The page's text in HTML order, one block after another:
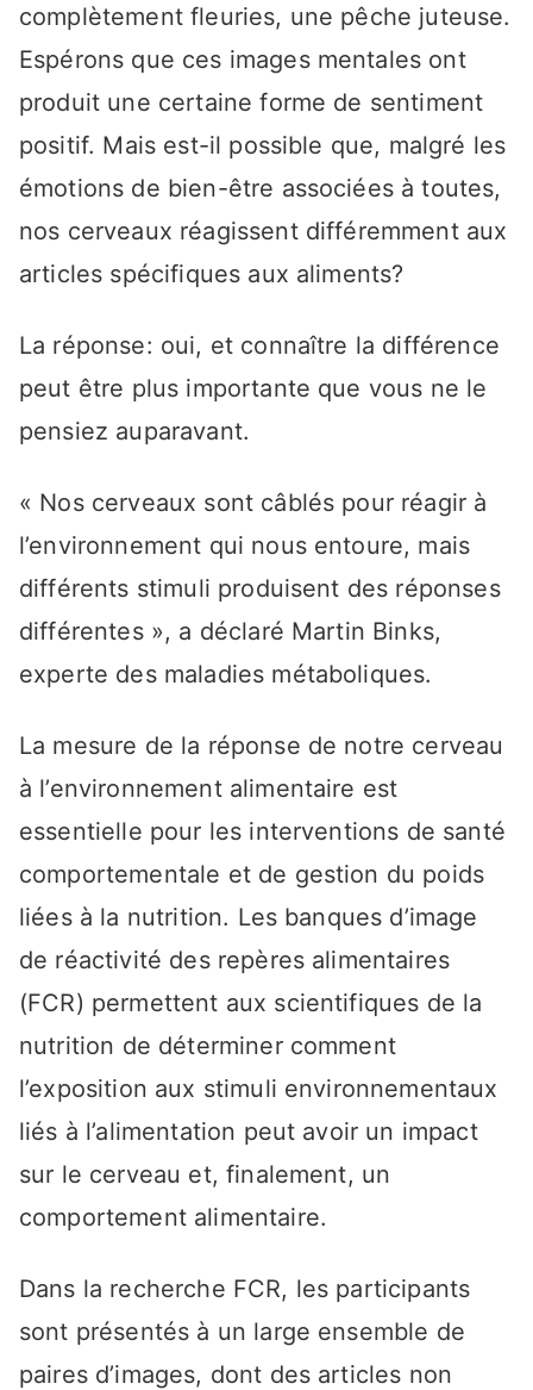
complètement fleuries, une pêche juteuse.
Espérons que ces images mentales ont
produit une certaine forme de sentiment
positif. Mais est-il possible que, malgré les
émotions de bien-être associées à toutes,
nos cerveaux réagissent différemment aux
articles spécifiques aux aliments?
La réponse: oui, et connaître la différence
peut être plus importante que vous ne le
pensiez auparavant.
« Nos cerveaux sont câblés pour réagir à
l’environnement qui nous entoure, mais
différents stimuli produisent des réponses
différentes », a déclaré Martin Binks,
experte des maladies métaboliques.
La mesure de la réponse de notre cerveau
à l’environnement alimentaire est
essentielle pour les interventions de santé
comportementale et de gestion du poids
liées à la nutrition. Les banques d’image
de réactivité des repères alimentaires
(FCR) permettent aux scientifiques de la
nutrition de déterminer comment
l’exposition aux stimuli environnementaux
liés à l’alimentation peut avoir un impact
sur le cerveau et, finalement, un
comportement alimentaire.
Dans la recherche FCR, les participants
sont présentés à un large ensemble de
paires d’images, dont des articles non